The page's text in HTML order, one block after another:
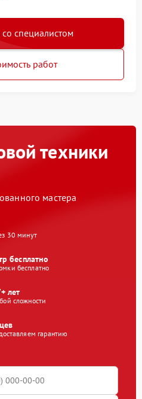
со специалистом
работ
техники
мастера
30 минут
бесплатно
бесплатно
лет
сложности
гарантию